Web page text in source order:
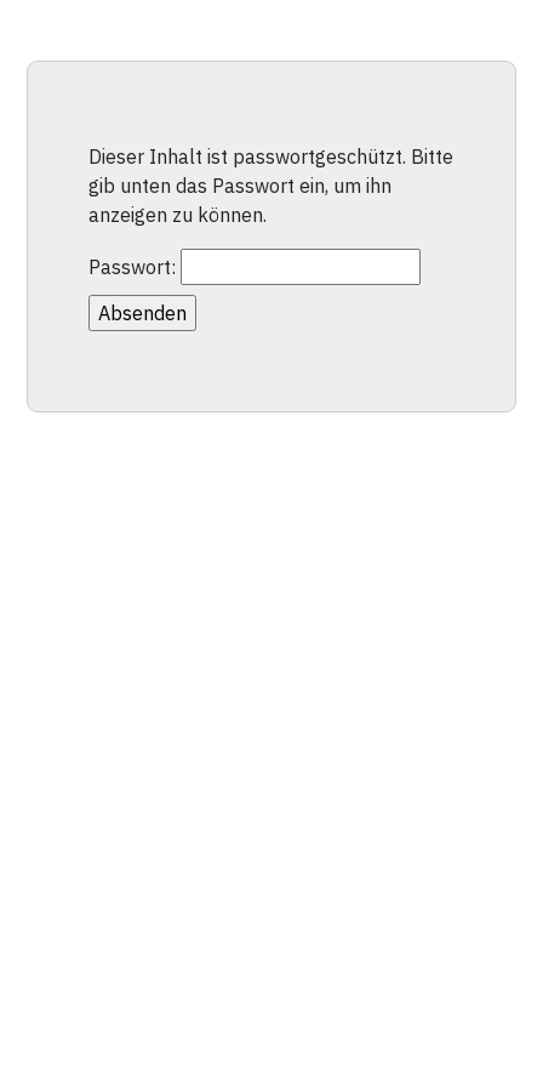
Dieser Inhalt ist passwortgeschützt. Bitte
gib unten das Passwort ein, um ihn
anzeigen zu können.
Passwort: